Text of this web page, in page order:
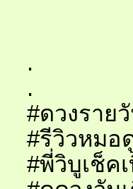
.
.
#ดวงราย
#รีวิวหมอ
#พี่วิบูเช็ค